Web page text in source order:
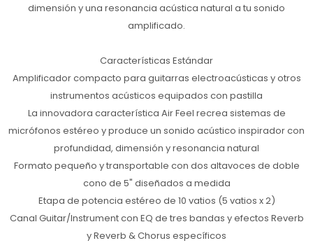
dimensión y una resonancia acústica natural a tu sonido
amplificado.
Características Estándar
Amplificador compacto para guitarras electroacústicas y otros
instrumentos acústicos equipados con pastilla
La innovadora característica Air Feel recrea sistemas de
micrófonos estéreo y produce un sonido acústico inspirador con
profundidad, dimensión y resonancia natural
Formato pequeño y transportable con dos altavoces de doble
cono de 5" diseñados a medida
Etapa de potencia estéreo de 10 vatios (5 vatios x 2)
Canal Guitar/Instrument con EQ de tres bandas y efectos Reverb
y Reverb & Chorus específicos